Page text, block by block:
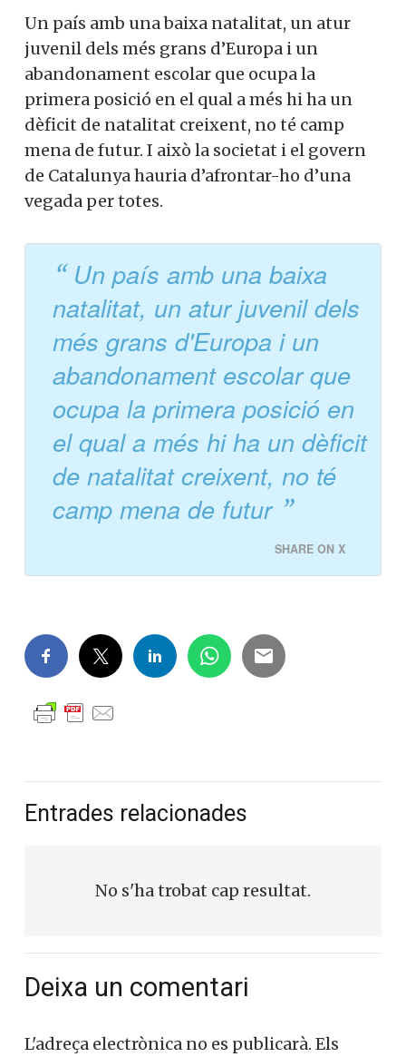
Un país amb una baixa natalitat, un atur
juvenil dels més grans d’Europa i un
abandonament escolar que ocupa la
primera posició en el qual a més hi ha un
dèficit de natalitat creixent, no té camp
mena de futur. I això la societat i el govern
de Catalunya hauria d’afrontar-ho d’una
vegada per totes.
Un país amb una baixa
natalitat, un atur juvenil dels
més grans d'Europa i un
abandonament escolar que
ocupa la primera posició en
el qual a més hi ha un dèficit
de natalitat creixent, no té
camp mena de futur
SHARE ON X
Entrades relacionades
No s'ha trobat cap resultat.
Deixa un comentari
L'adreça electrònica no es publicarà. Els